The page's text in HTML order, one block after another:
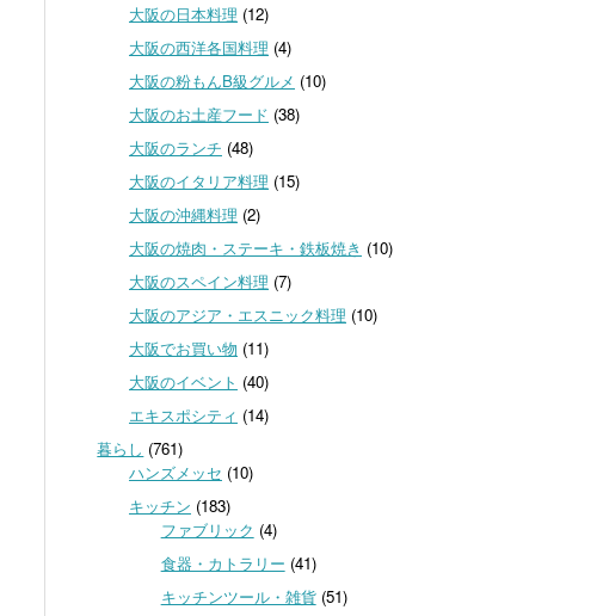
大阪の日本料理 (12)
大阪の西洋各国料理 (4)
大阪の粉もんB級グルメ (10)
大阪のお土産フード (38)
大阪のランチ (48)
大阪のイタリア料理 (15)
大阪の沖縄料理 (2)
大阪の焼肉・ステーキ・鉄板焼き (10)
大阪のスペイン料理 (7)
大阪のアジア・エスニック料理 (10)
大阪でお買い物 (11)
大阪のイベント (40)
エキスポシティ (14)
暮らし (761)
ハンズメッセ (10)
キッチン (183)
ファブリック (4)
食器・カトラリー (41)
キッチンツール・雑貨(51)